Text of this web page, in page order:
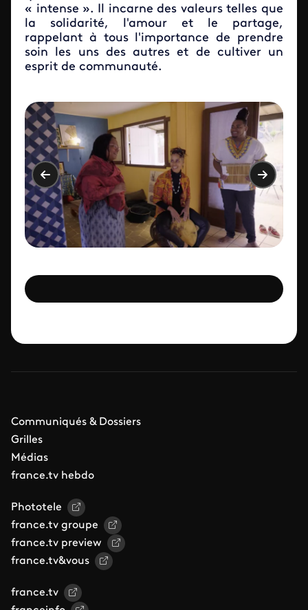
« intense ». Il incarne des valeurs telles que
la solidarité, l'amour et le partage,
rappelant à tous l'importance de prendre
soin les uns des autres et de cultiver un
esprit de communauté.
Communiqués & Dossiers
Grilles
Médias
france.tv hebdo
Phototele
france.tv groupe
france.tv preview
france.tv&vous
france.tv